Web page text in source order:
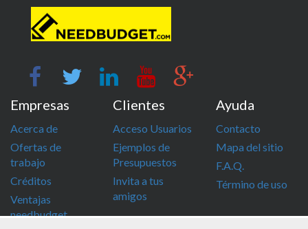
Empresas
Acerca de
Ofertas de
trabajo
Créditos
Ventajas
needbudget
Clientes
Acceso Usuarios
Ejemplos de
Presupuestos
Invita a tus
amigos
Ayuda
Contacto
Mapa del sitio
F.A.Q.
Término de uso